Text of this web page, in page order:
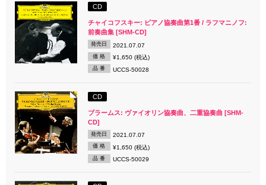
CD
チャイコフスキー: ピアノ協奏曲第1番 / ラフマニノフ:
前奏曲集 [SHM-CD]
発売日 2021.07.07
価 格 ¥1,650 (税込)
品 番 UCCS-50028
CD
ブラームス: ヴァイオリン協奏曲、二重協奏曲 [SHM-
CD]
発売日 2021.07.07
価 格 ¥1,650 (税込)
品 番 UCCS-50029